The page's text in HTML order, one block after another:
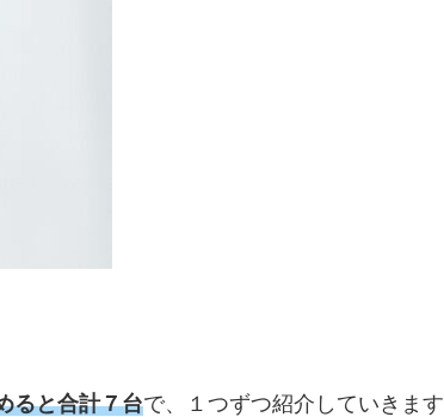
ると合計７台で、１つずつ紹介していきます